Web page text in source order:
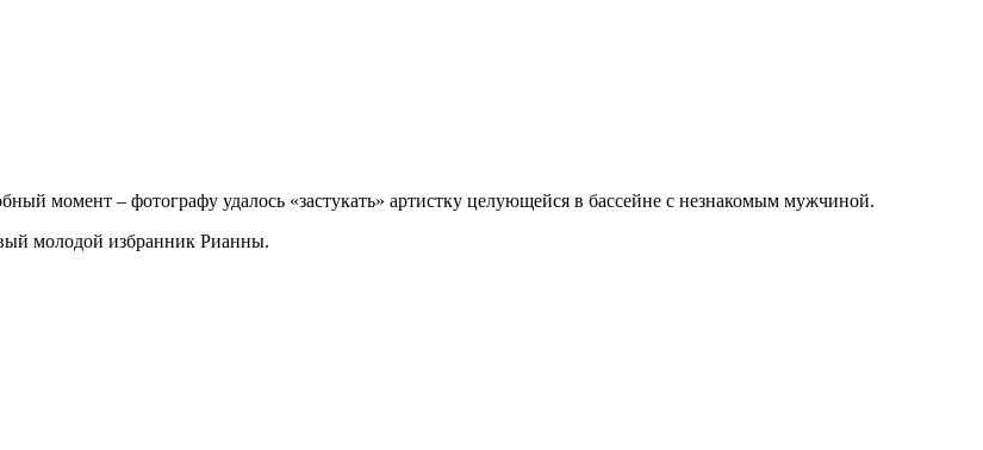
момент – фотографу удалось «застукать» артистку целующейся в бассейне с незнакомым мужчиной.
молодой избранник Рианны.